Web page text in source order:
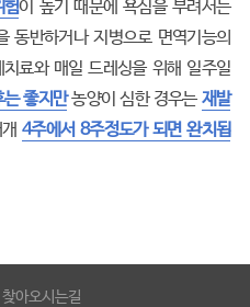
험이 높기 때문에 욕심을 부려서는
동반하거나 지병으로 면역기능의
료와 매일 드레싱을 위해 일주일
는 좋지만농양이 심한 경우는 재발
개4주에서 8주정도가 되면 완치됩
찾아오시는길